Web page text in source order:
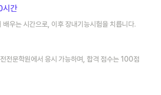
시간
배우는 시간으로, 이후 장내기능시험을 치릅니다.
전문학원에서 응시 가능하며, 합격 점수는 100점